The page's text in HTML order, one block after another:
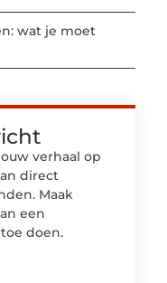
wat je moet
verhaal op
direct
Maak
een
doen.